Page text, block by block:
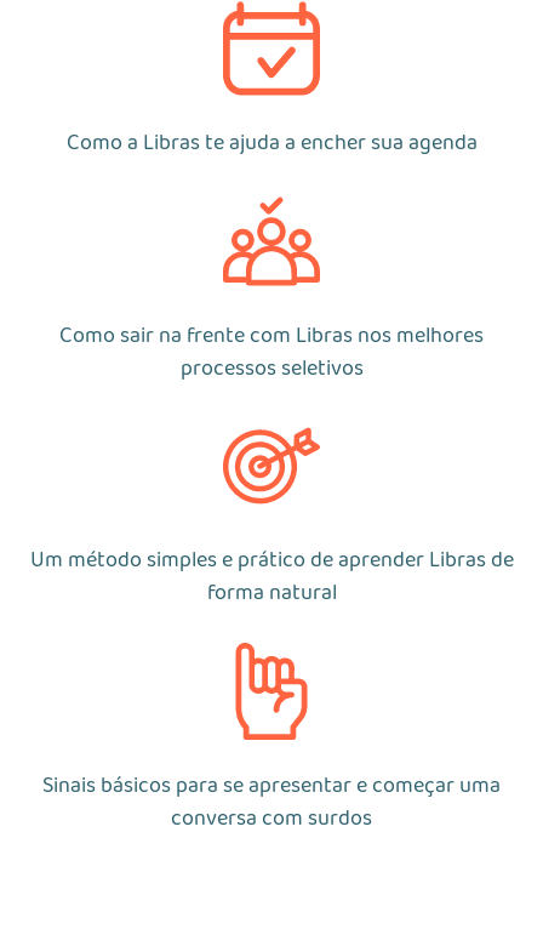
Como a Libras te ajuda a encher sua agenda
Como sair na frente com Libras nos melhores
processos seletivos
Um método simples e prático de aprender Libras de
forma natural
Sinais básicos para se apresentar e começar uma
conversa com surdos